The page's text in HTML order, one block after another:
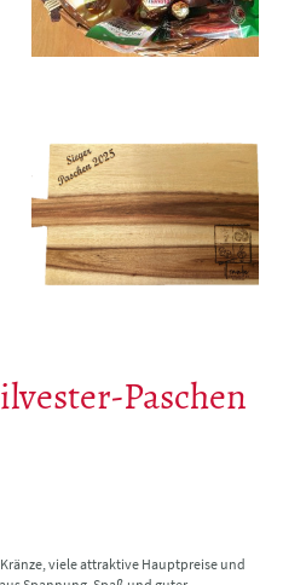
Paschen
viele attraktive Hauptpreise und